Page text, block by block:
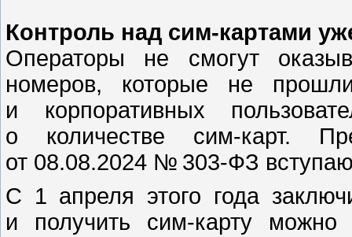
Контроль над сим-картами
Операторы не смогут
номеров, которые не
и корпоративных
о количестве сим-карт.
от 08.08.2024 № 303-ФЗ
С 1 апреля этого года
и получить сим-карту можно